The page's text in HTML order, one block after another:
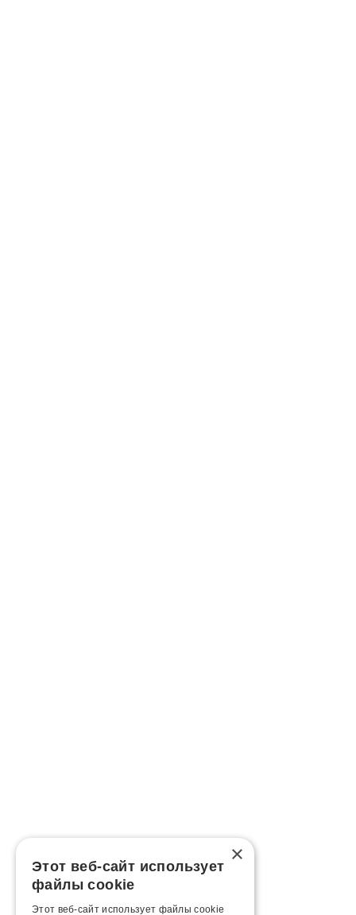
×
Этот веб-сайт использует
файлы cookie
Этот веб-сайт использует файлы cookie